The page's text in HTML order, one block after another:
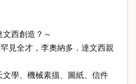
文西創造？～
見全才，李奧納多．達文西親
文學、機械素描、圖紙、信件